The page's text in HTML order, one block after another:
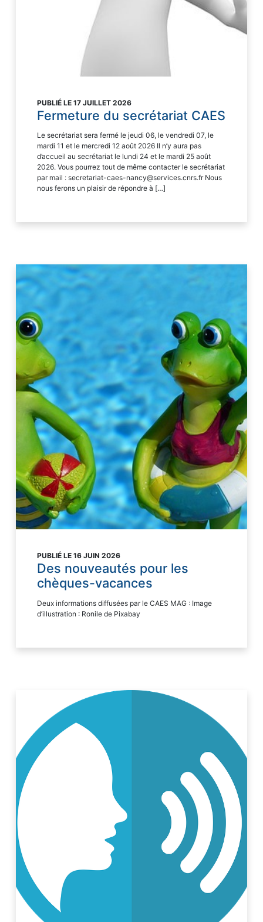
PUBLIÉ LE 17 JUILLET 2026
Fermeture du secrétariat CAES
Le secrétariat sera fermé le jeudi 06, le vendredi 07, le
mardi 11 et le mercredi 12 août 2026 Il n’y aura pas
d’accueil au secrétariat le lundi 24 et le mardi 25 août
2026. Vous pourrez tout de même contacter le secrétariat
par mail : secretariat-caes-nancy@services.cnrs.fr Nous
nous ferons un plaisir de répondre à […]
PUBLIÉ LE 16 JUIN 2026
Des nouveautés pour les
chèques-vacances
Deux informations diffusées par le CAES MAG : Image
d’illustration : Ronile de Pixabay